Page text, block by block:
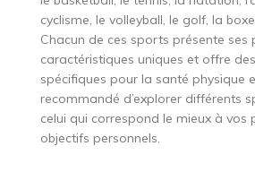
cyclisme, le volleyball, le golf, la
Chacun de ces sports présente ses
caractéristiques uniques et offre
spécifiques pour la santé physique
recommandé d’explorer différents
celui qui correspond le mieux à vos
objectifs personnels.